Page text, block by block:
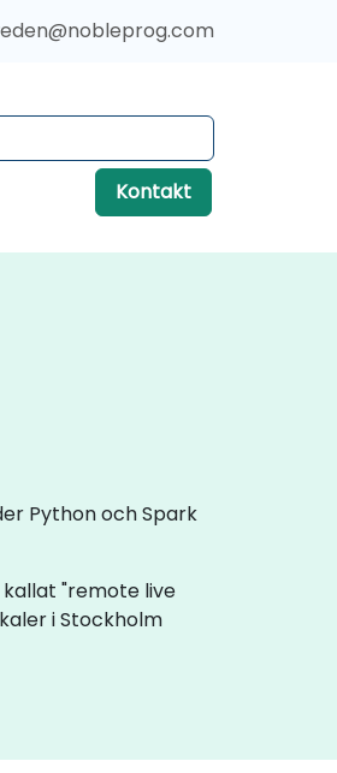
Kontakt
Python och Spark
kallat "remote live
i Stockholm